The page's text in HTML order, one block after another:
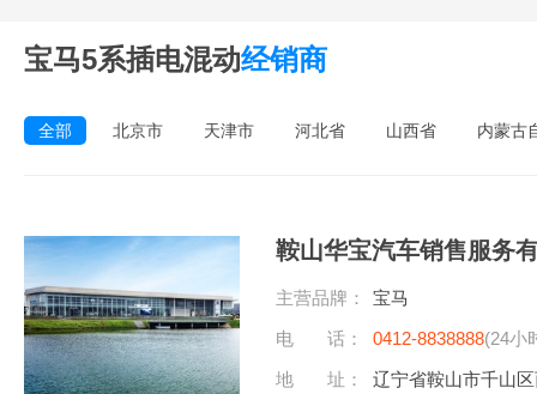
宝马5系插电混动经销商
全部 北京市 天津市 河北省 山西省 内蒙古
鞍山华宝汽车销售服务
主营品牌：
宝马
电 话：
0412-8838888(24小
地 址：
辽宁省鞍山市千山